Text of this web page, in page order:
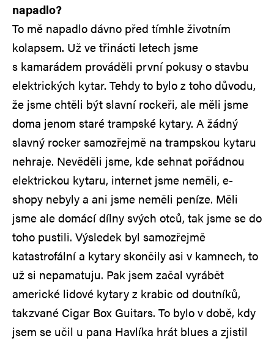
napadlo?
To mě napadlo dávno před tímhle životním
kolapsem. Už ve třinácti letech jsme
s kamarádem prováděli první pokusy o stavbu
elektrických kytar. Tehdy to bylo z toho důvodu,
že jsme chtěli být slavní rockeři, ale měli jsme
doma jenom staré trampské kytary. A žádný
slavný rocker samozřejmě na trampskou kytaru
nehraje. Nevěděli jsme, kde sehnat pořádnou
elektrickou kytaru, internet jsme neměli, e-
shopy nebyly a ani jsme neměli peníze. Měli
jsme ale domácí dílny svých otců, tak jsme se do
toho pustili. Výsledek byl samozřejmě
katastrofální a kytary skončily asi v kamnech, to
už si nepamatuju. Pak jsem začal vyrábět
americké lidové kytary z krabic od doutníků,
takzvané Cigar Box Guitars. To bylo v době, kdy
jsem se učil u pana Havlíka hrát blues a zjistil